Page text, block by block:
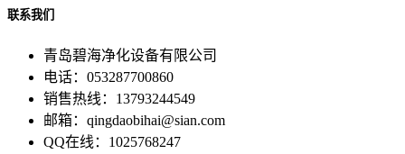
联系我们
青岛碧海净化设备有限公司
电话：053287700860
销售热线：13793244549
邮箱：qingdaobihai@sian.com
QQ在线：1025768247